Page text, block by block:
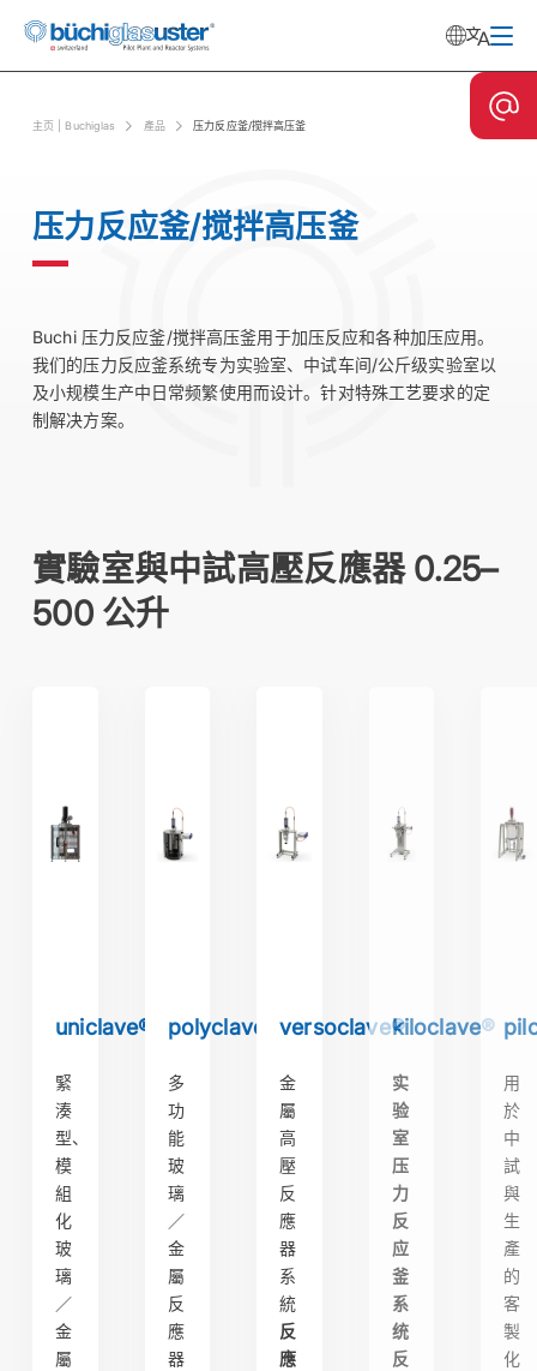
主⻚ | Buchiglas 產品 压力反应釜/搅拌高压釜
压力反应釜/搅拌高压釜
Buchi 压力反应釜/搅拌高压釜用于加压反应和各种加压应用。
我们的压力反应釜系统专为实验室、中试车间/公斤级实验室以
及小规模生产中日常频繁使用而设计。针对特殊工艺要求的定
制解决方案。
實驗室與中試高壓反應器 0.25–
500 公升
uniclave®
緊
湊
型、
模
組
化
玻
璃
／
金
屬
polyclave®
多
功
能
玻
璃
／
金
屬
反
應
器
versoclave®
金
屬
高
壓
反
應
器
系
統
反
應
kiloclave®
实
验
室
压
力
反
应
釜
系
统
反
用
於
中
試
與
生
產
的
客
製
化